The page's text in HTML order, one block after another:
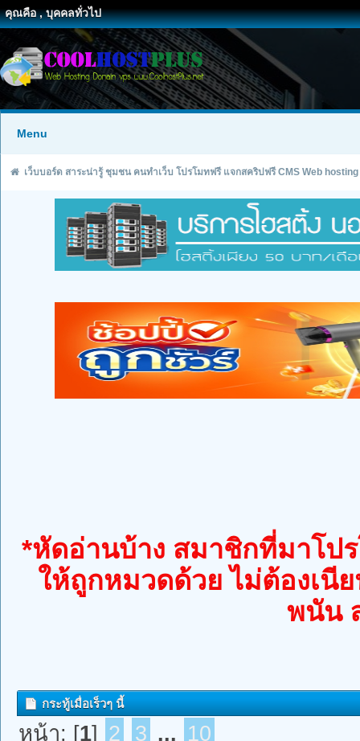
คุณคือ , บุคคลทั่วไป
Menu
เว็บบอร์ด สาระน่ารู้ ชุมชน คนทำเว็บ โปรโมทฟรี แจกสคริปฟรี CMS Web hosting
*หัดอ่านบ้าง สมาชิกที่มาโป
ให้ถูกหมวดด้วย ไม่ต้องเนี
พนัน
กระทู้เมื่อเร็วๆ นี้
หน้า: [1] 2 3 ... 10